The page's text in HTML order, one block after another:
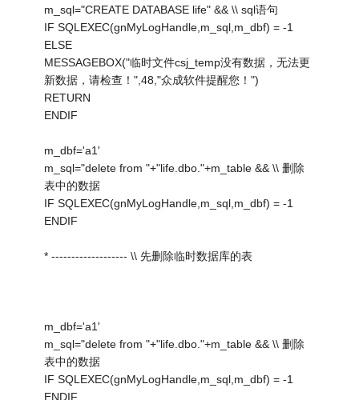
m_sql="CREATE DATABASE life" && \\ sql语句
IF SQLEXEC(gnMyLogHandle,m_sql,m_dbf) = -1
ELSE
MESSAGEBOX("临时文件csj_temp没有数据，无法更
新数据，请检查！",48,"众成软件提醒您！")
RETURN
ENDIF
m_dbf='a1'
m_sql="delete from "+"life.dbo."+m_table && \\ 删除
表中的数据
IF SQLEXEC(gnMyLogHandle,m_sql,m_dbf) = -1
ENDIF
* ------------------- \\ 先删除临时数据库的表
m_dbf='a1'
m_sql="delete from "+"life.dbo."+m_table && \\ 删除
表中的数据
IF SQLEXEC(gnMyLogHandle,m_sql,m_dbf) = -1
ENDIF